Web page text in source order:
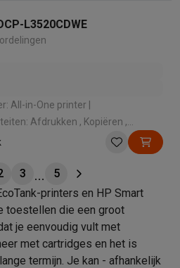
L3520CDWE
All-in-One printer |
Afdrukken , Kopiëren ,
Thuis , Kantoor
3
5
printers en HP Smart
toestellen die een groot
je eenvoudig vult met
met cartridges en het is
termijn. Je kan - afhankelijk